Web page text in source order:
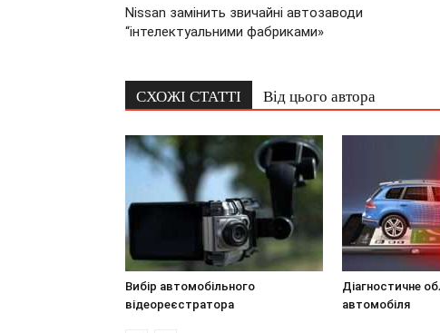
Nissan замінить звичайні автозаводи
“інтелектуальними фабриками»
СХОЖІ СТАТТІ Від цього автора
Вибір автомобільного
відеореєстратора
Діагностичне
автомобіля